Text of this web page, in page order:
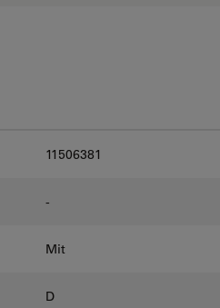
11506381
-
Mit
D